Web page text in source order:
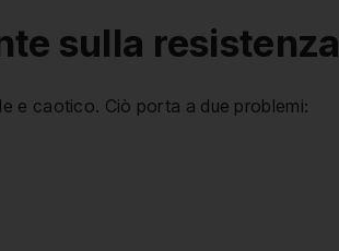
sulla resistenza
e caotico. Ciò porta a due problemi: